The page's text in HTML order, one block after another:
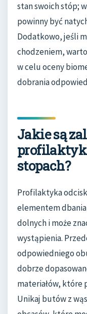
stan swoich stóp;
powinny być
Dodatkowo, jeśli
chodzeniem,
w celu oceny
dobrania
Jakie są
stopach?
Profilaktyka
elementem
dolnych i może
wystąpienia.
odpowiedniego
dobrze
materiałów, które
Unikaj butów z